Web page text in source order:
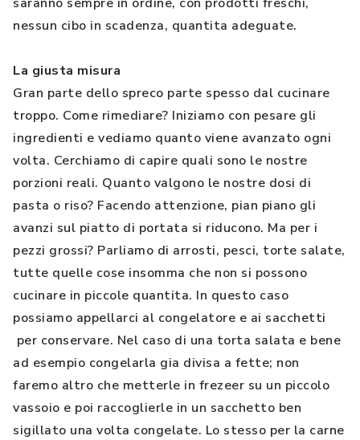
nessun cibo in scadenza, quantita adeguate.
La giusta misura
Gran parte dello spreco parte spesso dal cucinare
troppo. Come rimediare? Iniziamo con pesare gli
ingredienti e vediamo quanto viene avanzato ogni
volta. Cerchiamo di capire quali sono le nostre
porzioni reali. Quanto valgono le nostre dosi di
pasta o riso? Facendo attenzione, pian piano gli
avanzi sul piatto di portata si riducono. Ma per i
pezzi grossi? Parliamo di arrosti, pesci, torte salate,
tutte quelle cose insomma che non si possono
cucinare in piccole quantita. In questo caso
possiamo appellarci al congelatore e ai sacchetti
per conservare. Nel caso di una torta salata e bene
ad esempio congelarla gia divisa a fette; non
faremo altro che metterle in frezeer su un piccolo
vassoio e poi raccoglierle in un sacchetto ben
sigillato una volta congelate. Lo stesso per la carne